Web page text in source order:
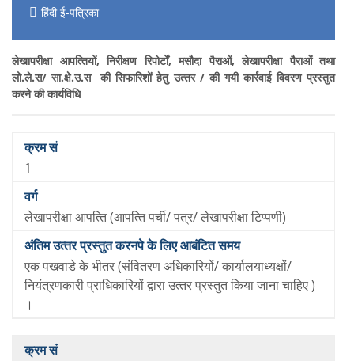
हिंदी ई-पत्रिका
लेखापरीक्षा आपत्‍ति‍यों, निरीक्षण रिपोर्टों, मसौदा पैराओं, लेखापरीक्षा पैराओं तथा
लो.ले.स/ सा.क्षे.उ.स की सिफारिशों हेतु उत्‍तर / की गयी कार्रवाई विवरण प्रस्‍तुत
करने की कार्यविधि‍
1
लेखापरीक्षा आपत्‍त‍ि (आपत्‍त‍ि पर्ची/ पत्र/ लेखापरीक्षा टिप्‍पणी)
एक पखवाडे के भीतर (‍संवितरण अधि‍कारियों/ कार्यालयाध्‍यक्षों/
नियंत्रणकारी प्राधि‍कारियों द्वारा उत्‍तर प्रस्‍तुत किया जाना चाहिए )
।